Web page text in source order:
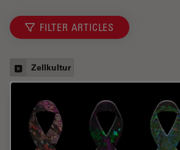
FILTER ARTICLES
Zellkultur